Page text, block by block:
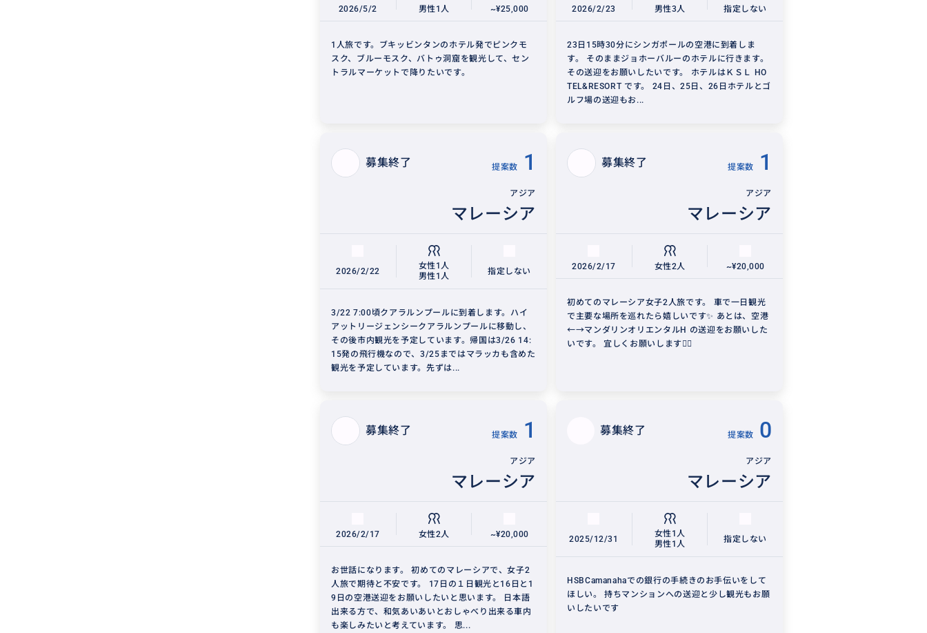
2026/5/2 男性1人 ~¥25,000
1人旅です。ブキッビンタンのホテル発でピンクモ
スク、ブルーモスク、バトゥ洞窟を観光して、セン
トラルマーケットで降りたいです。
2026/2/23 男性3人 指定しない
23日15時30分にシンガポールの空港に到着しま
す。 そのままジョホーバルーのホテルに行きます。
その送迎をお願いしたいです。 ホテルはＫＳＬ HO
TEL&RESORT です。 24日、25日、26日ホテルとゴ
ルフ場の送迎もお...
募集終了 提案数 1
アジア
マレーシア
2026/2/22
女性1人
男性1人
指定しない
3/22 7:00頃クアラルンプールに到着します。ハイ
アットリージェンシークアラルンプールに移動し、
その後市内観光を予定しています。帰国は3/26 14:
15発の飛行機なので、3/25まではマラッカも含めた
観光を予定しています。先ずは...
募集終了 提案数 1
アジア
マレーシア
2026/2/17 女性2人 ~¥20,000
初めてのマレーシア女子2人旅です。 車で一日観光
で主要な場所を巡れたら嬉しいです✨ あとは、空港
←→マンダリンオリエンタルH の送迎をお願いした
いです。 宜しくお願いします🙇‍♀️
募集終了 提案数 1
アジア
マレーシア
2026/2/17 女性2人 ~¥20,000
お世話になります。 初めてのマレーシアで、女子2
人旅で期待と不安です。 17日の１日観光と16日と1
9日の空港送迎をお願いしたいと思います。 日本語
出来る方で、和気あいあいとおしゃべり出来る車内
も楽しみたいと考えています。 思...
募集終了 提案数 0
アジア
マレーシア
2025/12/31
女性1人
男性1人
指定しない
HSBCamanahaでの銀行の手続きのお手伝いをして
ほしい。 持ちマンションへの送迎と少し観光もお願
いしたいです